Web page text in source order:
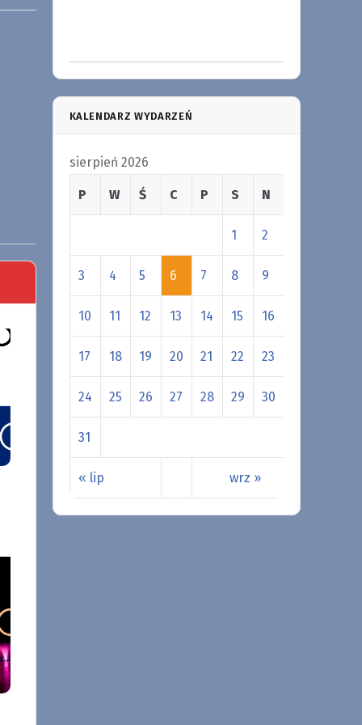
KALENDARZ WYDARZEŃ
sierpień 2026
P W Ś C P S N
« lip wrz »
1 2
3 4 5 6 7 8 9
10 11 12 13 14 15 16
17 18 19 20 21 22 23
24 25 26 27 28 29 30
31